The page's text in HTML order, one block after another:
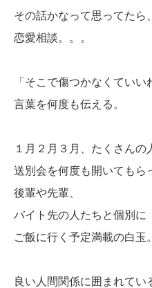
その話かなって思ってたら、
恋愛相談。。。
「そこで傷つかなくていい
言葉を何度も伝える。
１月２月３月、たくさんの
送別会を何度も開いてもら
後輩や先輩、
バイト先の人たちと個別に
ご飯に行く予定満載の白玉。
良い人間関係に囲まれてい